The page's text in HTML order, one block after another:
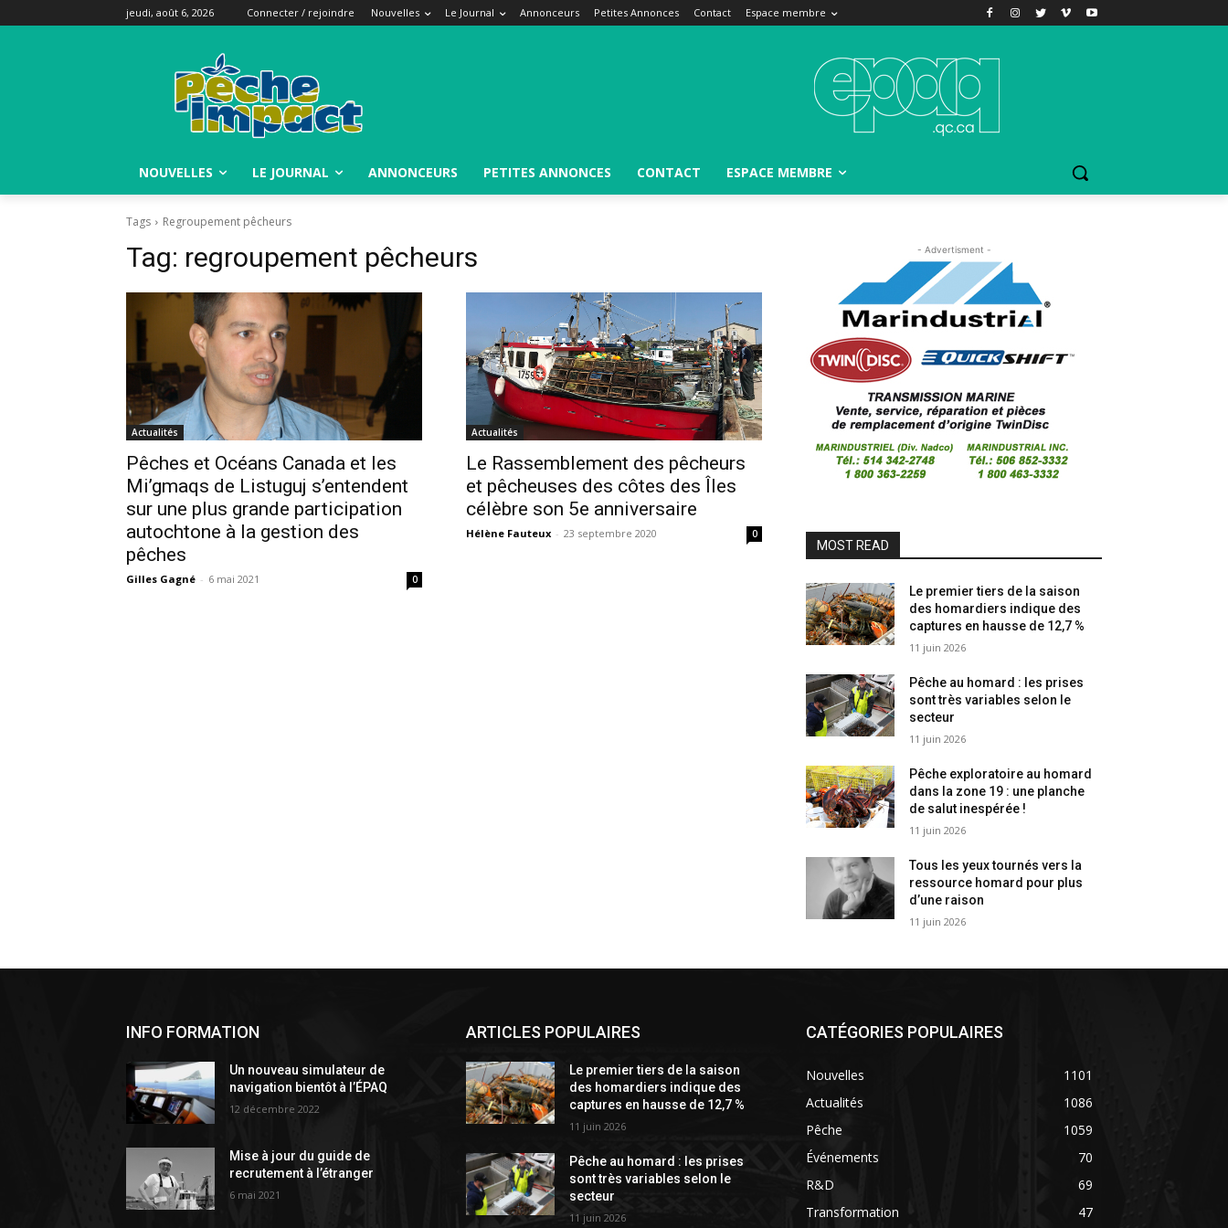
jeudi, août 6, 2026 Connecter / rejoindre Nouvelles Le Journal Annonceurs Petites Annonces Contact Espace membre
NOUVELLES LE JOURNAL ANNONCEURS PETITES ANNONCES CONTACT ESPACE MEMBRE
Tags Regroupement pêcheurs
Tag: regroupement pêcheurs
Actualités
Pêches et Océans Canada et les
Mi’gmaqs de Listuguj s’entendent
sur une plus grande participation
autochtone à la gestion des
pêches
Gilles Gagné - 6 mai 2021 0
Actualités
Le Rassemblement des pêcheurs
et pêcheuses des côtes des Îles
célèbre son 5e anniversaire
Hélène Fauteux - 23 septembre 2020 0
- Advertisment -
MOST READ
Le premier tiers de la saison
des homardiers indique des
captures en hausse de 12,7 %
11 juin 2026
Pêche au homard : les prises
sont très variables selon le
secteur
11 juin 2026
Pêche exploratoire au homard
dans la zone 19 : une planche
de salut inespérée !
11 juin 2026
Tous les yeux tournés vers la
ressource homard pour plus
d’une raison
11 juin 2026
INFO FORMATION
Un nouveau simulateur de
navigation bientôt à l’ÉPAQ
12 décembre 2022
Mise à jour du guide de
recrutement à l’étranger
6 mai 2021
ARTICLES POPULAIRES
Le premier tiers de la saison
des homardiers indique des
captures en hausse de 12,7 %
11 juin 2026
Pêche au homard : les prises
sont très variables selon le
secteur
11 juin 2026
CATÉGORIES POPULAIRES
Nouvelles
1101
Actualités
1086
Pêche
1059
Événements
70
R&D
69
Transformation
47